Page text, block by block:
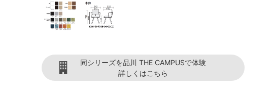
同シリーズを品川 THE CAMPUSで体験
詳しくはこちら